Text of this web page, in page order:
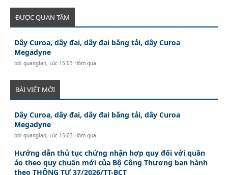
ĐƯỢC QUAN TÂM
Dây Curoa, dây đai, dây đai băng tải, dây Curoa
Megadyne
bởiquanglan, Lúc 15:03 Hôm qua
BÀI VIẾT MỚI
Dây Curoa, dây đai, dây đai băng tải, dây Curoa
Megadyne
bởiquanglan, Lúc 15:03 Hôm qua
Hướng dẫn thủ tục chứng nhận hợp quy đối với quần
áo theo quy chuẩn mới của Bộ Công Thương ban hành
theo THÔNG TƯ 37/2026/TT-BCT